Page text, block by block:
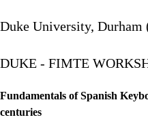
Duke University, Durham
DUKE - FIMTE
Fundamentals of Spanish
centuries